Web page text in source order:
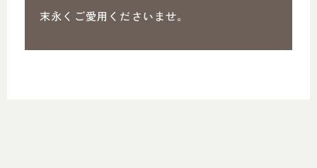
末永くご愛用くださいませ。